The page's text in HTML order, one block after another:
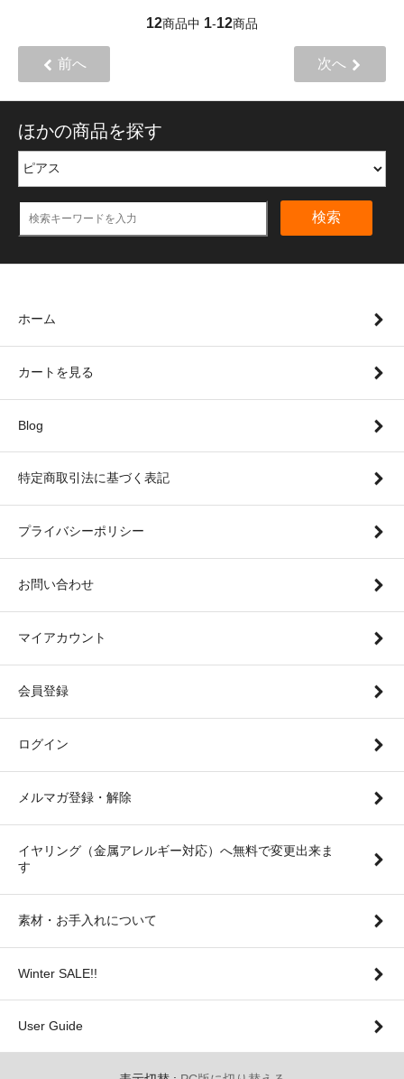
12商品中 1-12商品
前へ 次へ
ほかの商品を探す
検索
ホーム
カートを見る
Blog
特定商取引法に基づく表記
プライバシーポリシー
お問い合わせ
マイアカウント
会員登録
ログイン
メルマガ登録・解除
イヤリング（金属アレルギー対応）へ無料で変更出来ま
す
素材・お手入れについて
Winter SALE!!
User Guide